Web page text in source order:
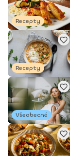
Recepty
Recepty
Všeobecné